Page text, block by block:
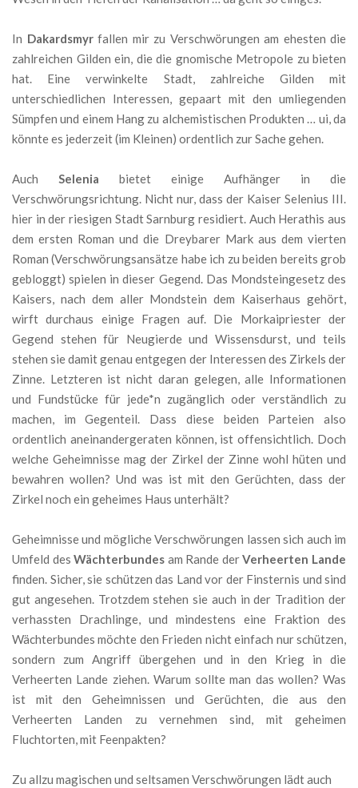
In Dakardsmyrfallen mir zu Verschwörungen am ehesten die
zahlreichen Gilden ein, die die gnomische Metropole zu bieten
hat. Eine verwinkelte Stadt, zahlreiche Gilden mit
unterschiedlichen Interessen, gepaart mit den umliegenden
Sümpfen und einem Hang zu alchemistischen Produkten … ui, da
könnte es jederzeit (im Kleinen) ordentlich zur Sache gehen.
Auch Selenia bietet einige Aufhänger in die
Verschwörungsrichtung. Nicht nur, dass der Kaiser Selenius III.
hier in der riesigen Stadt Sarnburg residiert. Auch Herathis aus
dem ersten Roman und die Dreybarer Mark aus dem vierten
Roman (Verschwörungsansätze habe ich zu beiden bereits grob
gebloggt) spielen in dieser Gegend. Das Mondsteingesetz des
Kaisers, nach dem aller Mondstein dem Kaiserhaus gehört,
wirft durchaus einige Fragen auf. Die Morkaipriester der
Gegend stehen für Neugierde und Wissensdurst, und teils
stehen sie damit genau entgegen der Interessen des Zirkels der
Zinne. Letzteren ist nicht daran gelegen, alle Informationen
und Fundstücke für jede*n zugänglich oder verständlich zu
machen, im Gegenteil. Dass diese beiden Parteien also
ordentlich aneinandergeraten können, ist offensichtlich. Doch
welche Geheimnisse mag der Zirkel der Zinne wohl hüten und
bewahren wollen? Und was ist mit den Gerüchten, dass der
Zirkel noch ein geheimes Haus unterhält?
Geheimnisse und mögliche Verschwörungen lassen sich auch im
Umfeld desWächterbundes am Rande derVerheerten Lande
finden. Sicher, sie schützen das Land vor der Finsternis und sind
gut angesehen. Trotzdem stehen sie auch in der Tradition der
verhassten Drachlinge, und mindestens eine Fraktion des
Wächterbundes möchte den Frieden nicht einfach nur schützen,
sondern zum Angriff übergehen und in den Krieg in die
Verheerten Lande ziehen. Warum sollte man das wollen? Was
ist mit den Geheimnissen und Gerüchten, die aus den
Verheerten Landen zu vernehmen sind, mit geheimen
Fluchtorten, mit Feenpakten?
Zu allzu magischen und seltsamen Verschwörungen lädt auch